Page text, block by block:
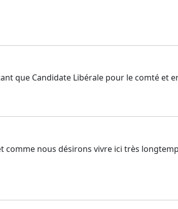
que Candidate Libérale pour le comté et
comme nous désirons vivre ici très